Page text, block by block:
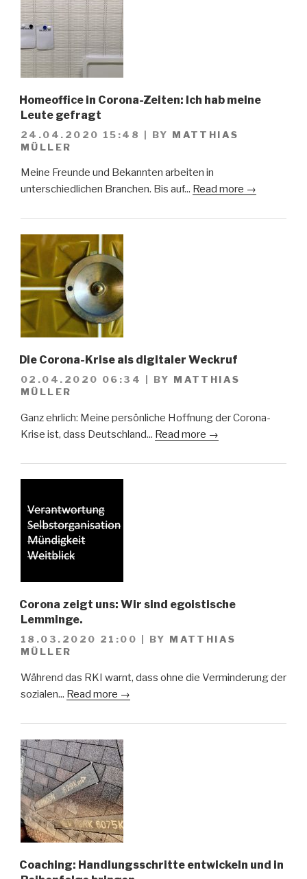
Homeoffice in Corona-Zeiten: Ich hab meine
Leute gefragt
24.04.2020 15:48 | BY MATTHIAS
MÜLLER
Meine Freunde und Bekannten arbeiten in
unterschiedlichen Branchen. Bis auf... Read more →
Die Corona-Krise als digitaler Weckruf
02.04.2020 06:34 BY MATTHIAS
MÜLLER
Ganz ehrlich: Meine persönliche Hoffnung der Corona-
Krise ist, dass Deutschland... Read more →
Corona zeigt uns: Wir sind egoistische
Lemminge.
18.03.2020 21:00 BY MATTHIAS
MÜLLER
Während das RKI warnt, dass ohne die Verminderung der
sozialen... Read more →
Coaching: Handlungsschritte entwickeln und in